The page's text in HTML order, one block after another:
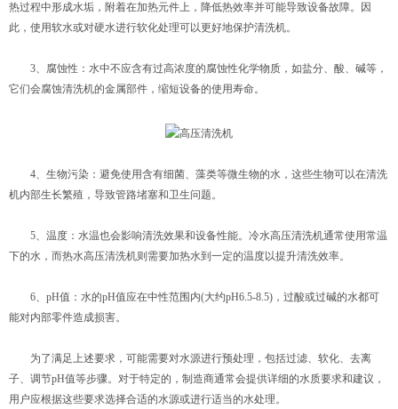
热过程中形成水垢，附着在加热元件上，降低热效率并可能导致设备故障。因
此，使用软水或对硬水进行软化处理可以更好地保护清洗机。
3、腐蚀性：水中不应含有过高浓度的腐蚀性化学物质，如盐分、酸、碱等，
它们会腐蚀清洗机的金属部件，缩短设备的使用寿命。
4、生物污染：避免使用含有细菌、藻类等微生物的水，这些生物可以在清洗
机内部生长繁殖，导致管路堵塞和卫生问题。
5、温度：水温也会影响清洗效果和设备性能。冷水高压清洗机通常使用常温
下的水，而热水高压清洗机则需要加热水到一定的温度以提升清洗效率。
6、pH值：水的pH值应在中性范围内(大约pH6.5-8.5)，过酸或过碱的水都可
能对内部零件造成损害。
为了满足上述要求，可能需要对水源进行预处理，包括过滤、软化、去离
子、调节pH值等步骤。对于特定的，制造商通常会提供详细的水质要求和建议，
用户应根据这些要求选择合适的水源或进行适当的水处理。